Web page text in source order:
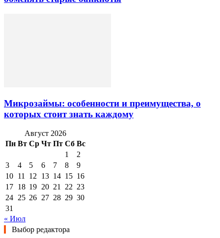
Микрозаймы: особенности и преимущества, о
которых стоит знать каждому
Август 2026
Пн Вт Ср Чт Пт Сб Вс
1
2
3
4 5 6 7 8
9
10 11 12 13 14 15 16
17 18 19 20 21 22 23
24 25 26 27 28 29 30
31
« Июл
Выбор редактора